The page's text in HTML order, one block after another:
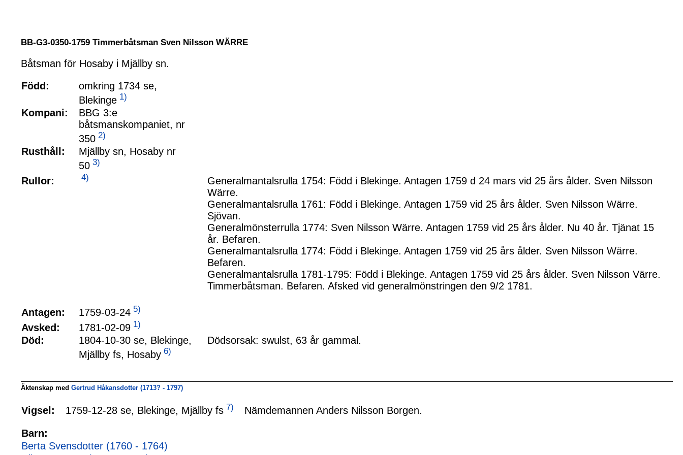
BB-G3-0350-1759 Timmerbåtsman Sven Nilsson WÄRRE
Båtsman för Hosaby i Mjällby sn.
Född:
omkring 1734 se,
Blekinge 1)
Kompani:
BBG 3:e
båtsmanskompaniet, nr
350 2)
Rusthåll:
Mjällby sn, Hosaby nr
50 3)
Rullor: 4)
Generalmantalsrulla 1754: Född i Blekinge. Antagen 1759 d 24 mars vid 25 års ålder. Sven Nilsson
Wärre.
Generalmantalsrulla 1761: Född i Blekinge. Antagen 1759 vid 25 års ålder. Sven Nilsson Wärre.
Sjövan.
Generalmönsterrulla 1774: Sven Nilsson Wärre. Antagen 1759 vid 25 års ålder. Nu 40 år. Tjänat 15
år. Befaren.
Generalmantalsrulla 1774: Född i Blekinge. Antagen 1759 vid 25 års ålder. Sven Nilsson Wärre.
Befaren.
Generalmantalsrulla 1781-1795: Född i Blekinge. Antagen 1759 vid 25 års ålder. Sven Nilsson Värre.
Timmerbåtsman. Befaren. Afsked vid generalmönstringen den 9/2 1781.
Antagen: 1759-03-24 5)
Avsked: 1781-02-09 1)
Död:
1804-10-30 se, Blekinge,
Mjällby fs, Hosaby 6)
Dödsorsak: swulst, 63 år gammal.
Äktenskap med Gertrud Håkansdotter (1713? - 1797)
Vigsel: 1759-12-28 se, Blekinge, Mjällby fs 7) Nämdemannen Anders Nilsson Borgen.
Barn:
Berta Svensdotter (1760 - 1764)